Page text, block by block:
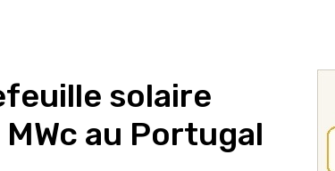
solaire
au Portugal